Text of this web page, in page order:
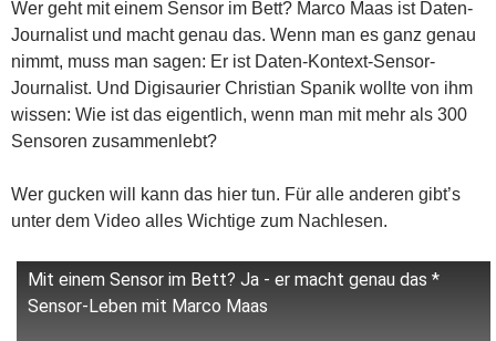
Wer geht mit einem Sensor im Bett? Marco Maas ist Daten-
Journalist und macht genau das. Wenn man es ganz genau
nimmt, muss man sagen: Er ist Daten-Kontext-Sensor-
Journalist. Und Digisaurier Christian Spanik wollte von ihm
wissen: Wie ist das eigentlich, wenn man mit mehr als 300
Sensoren zusammenlebt?
Wer gucken will kann das hier tun. Für alle anderen gibt’s
unter dem Video alles Wichtige zum Nachlesen.
Mit einem Sensor im Bett? Ja - er macht genau das *
Sensor-Leben mit Marco Maas